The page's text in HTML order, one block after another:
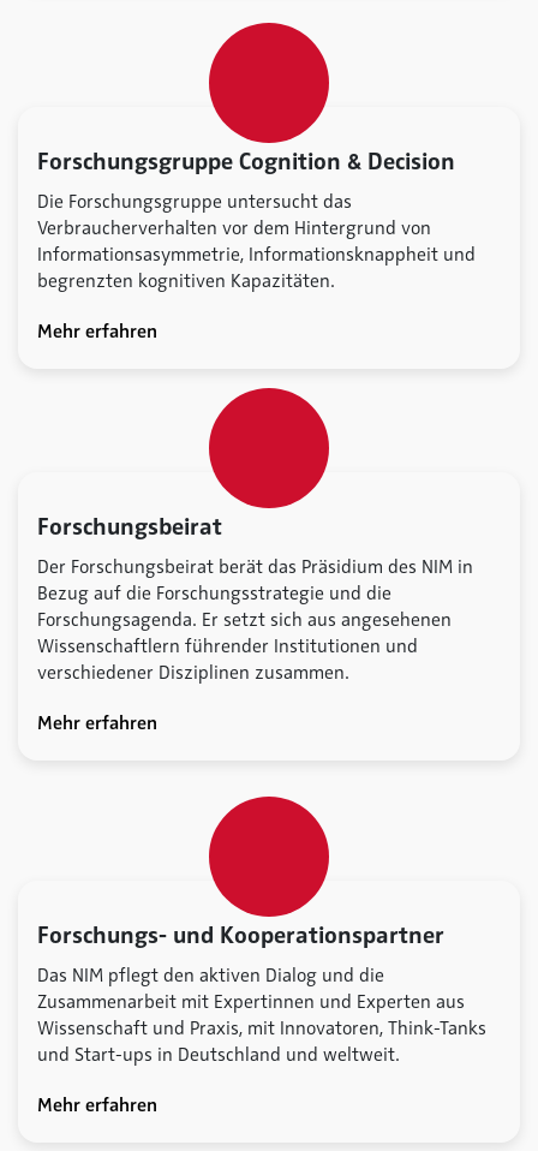
Forschungsgruppe Cognition & Decision
Die Forschungsgruppe untersucht das
Verbraucherverhalten vor dem Hintergrund von
Informationsasymmetrie, Informationsknappheit und
begrenzten kognitiven Kapazitäten.
Mehr erfahren
Forschungsbeirat
Der Forschungsbeirat berät das Präsidium des NIM in
Bezug auf die Forschungsstrategie und die
Forschungsagenda. Er setzt sich aus angesehenen
Wissenschaftlern führender Institutionen und
verschiedener Disziplinen zusammen.
Mehr erfahren
Forschungs- und Kooperationspartner
Das NIM pflegt den aktiven Dialog und die
Zusammenarbeit mit Expertinnen und Experten aus
Wissenschaft und Praxis, mit Innovatoren, Think-Tanks
und Start-ups in Deutschland und weltweit.
Mehr erfahren